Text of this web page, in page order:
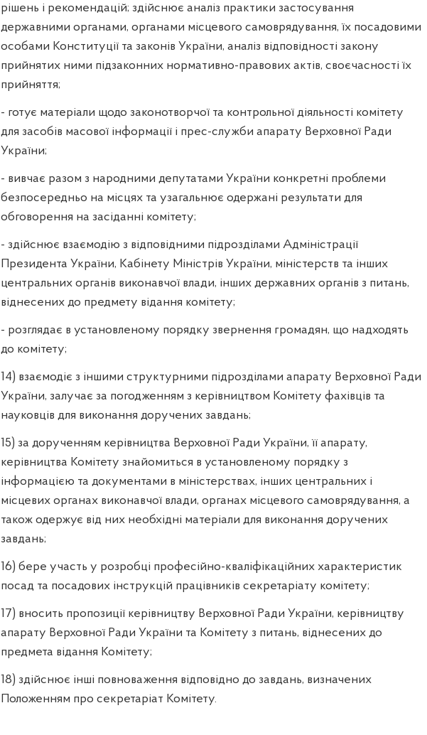
рішень і рекомендацій; здійснює аналіз практики застосування
державними органами, органами місцевого самоврядування, їх посадовими
особами Конституції та законів України, аналіз відповідності закону
прийнятих ними підзаконних нормативно-правових актів, своєчасності їх
прийняття;
- готує матеріали щодо законотворчої та контрольної діяльності комітету
для засобів масової інформації і прес-служби апарату Верховної Ради
України;
- вивчає разом з народними депутатами України конкретні проблеми
безпосередньо на місцях та узагальнює одержані результати для
обговорення на засіданні комітету;
- здійснює взаємодію з відповідними підрозділами Адміністрації
Президента України, Кабінету Міністрів України, міністерств та інших
центральних органів виконавчої влади, інших державних органів з питань,
віднесених до предмету відання комітету;
- розглядає в установленому порядку звернення громадян, що надходять
до комітету;
14) взаємодіє з іншими структурними підрозділами апарату Верховної Ради
України, залучає за погодженням з керівництвом Комітету фахівців та
науковців для виконання доручених завдань;
15) за дорученням керівництва Верховної Ради України, її апарату,
керівництва Комітету знайомиться в установленому порядку з
інформацією та документами в міністерствах, інших центральних і
місцевих органах виконавчої влади, органах місцевого самоврядування, а
також одержує від них необхідні матеріали для виконання доручених
завдань;
16) бере участь у розробці професійно-кваліфікаційних характеристик
посад та посадових інструкцій працівників секретаріату комітету;
17) вносить пропозиції керівництву Верховної Ради України, керівництву
апарату Верховної Ради України та Комітету з питань, віднесених до
предмета відання Комітету;
18) здійснює інші повноваження відповідно до завдань, визначених
Положенням про секретаріат Комітету.